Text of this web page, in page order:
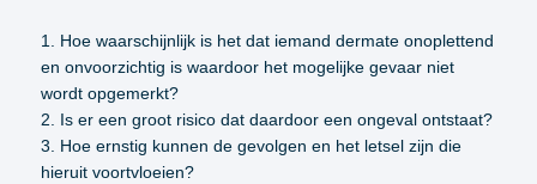
1. Hoe waarschijnlijk is het dat iemand dermate onoplettend
en onvoorzichtig is waardoor het mogelijke gevaar niet
wordt opgemerkt?
2. Is er een groot risico dat daardoor een ongeval ontstaat?
3. Hoe ernstig kunnen de gevolgen en het letsel zijn die
hieruit voortvloeien?